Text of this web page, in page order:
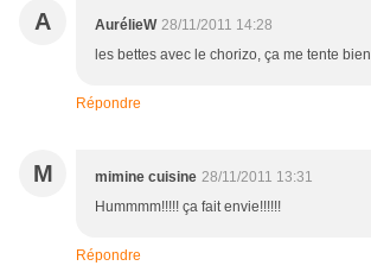
A AurélieW 28/11/2011 14:28
les bettes avec le chorizo, ça me tente bien
Répondre
M mimine cuisine 28/11/2011 13:31
Hummmm!!!!! ça fait envie!!!!!!
Répondre